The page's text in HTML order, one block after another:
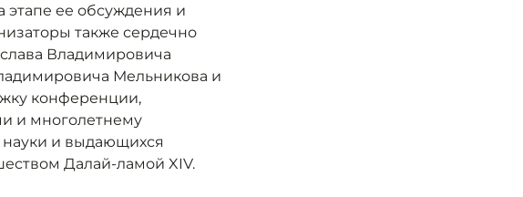
этапе ее обсуждения и
также сердечно
Владимировича
Мельникова и
конференции,
и многолетнему
науки и выдающихся
Далай-ламой XIV.